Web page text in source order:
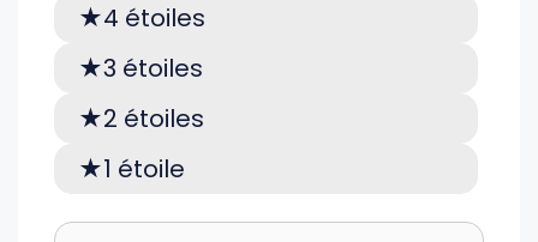
4 étoiles
3 étoiles
2 étoiles
1 étoile